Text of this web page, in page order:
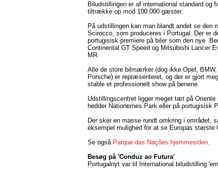
Biludstillingen er af international standard og
tiltrække op mod 100.000 gæster.
På udstillingen kan man blandt andet se den
Scirocco, som produceres i Portugal. Der er
portugisisk premiere på biler som den nye
Continental GT Speed og Mitsubishi Lancer
MR.
Alle de store bilmærker (dog ikke Opel,
Porsche) er repræsenteret, og der er gjort
stable et professionelt show på benene.
Udstillingscentret ligger meget tæt på
hedder Nationernes Park eller på portugisisk
Der sker en masse rundt omkring i området,
eksempel mulighed for at se Europas største
Se også Parque das Nações hjemmesiden.
Besøg på 'Conduz ao Futura'
Portugalnyt var til International biludstilling